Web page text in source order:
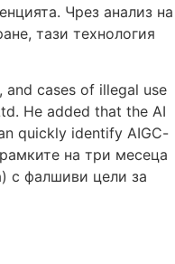
Чрез анализ на
тази технология
cases of illegal use
He added that the AI
quickly identify AIGC-
на три месеца
с фалшиви цели за